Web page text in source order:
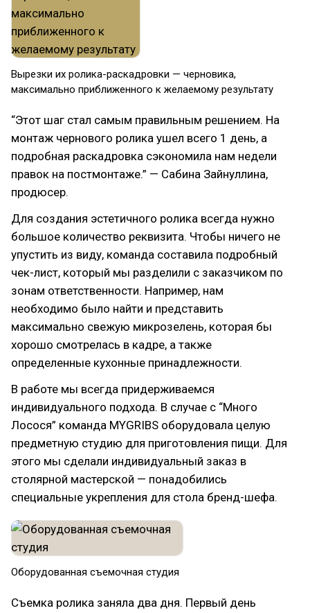
Вырезки их ролика-раскадровки — черновика,
максимально приближенного к желаемому результату
“Этот шаг стал самым правильным решением. На
монтаж чернового ролика ушел всего 1 день, а
подробная раскадровка сэкономила нам недели
правок на постмонтаже.” — Сабина Зайнуллина,
продюсер.
Для создания эстетичного ролика всегда нужно
большое количество реквизита. Чтобы ничего не
упустить из виду, команда составила подробный
чек-лист, который мы разделили с заказчиком по
зонам ответственности. Например, нам
необходимо было найти и представить
максимально свежую микрозелень, которая бы
хорошо смотрелась в кадре, а также
определенные кухонные принадлежности.
В работе мы всегда придерживаемся
индивидуального подхода. В случае с “Много
Лосося” команда MYGRIBS оборудовала целую
предметную студию для приготовления пищи. Для
этого мы сделали индивидуальный заказ в
столярной мастерской — понадобились
специальные укрепления для стола бренд-шефа.
Оборудованная съемочная студия
Съемка ролика заняла два дня. Первый день